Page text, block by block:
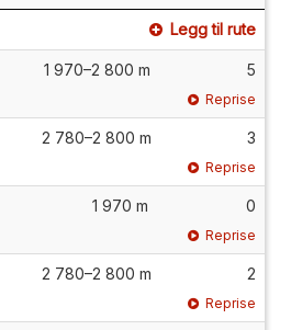
Legg til rute
1 970–2 800 m 5
Reprise
2 780–2 800 m 3
Reprise
1 970 m 0
Reprise
2 780–2 800 m 2
Reprise